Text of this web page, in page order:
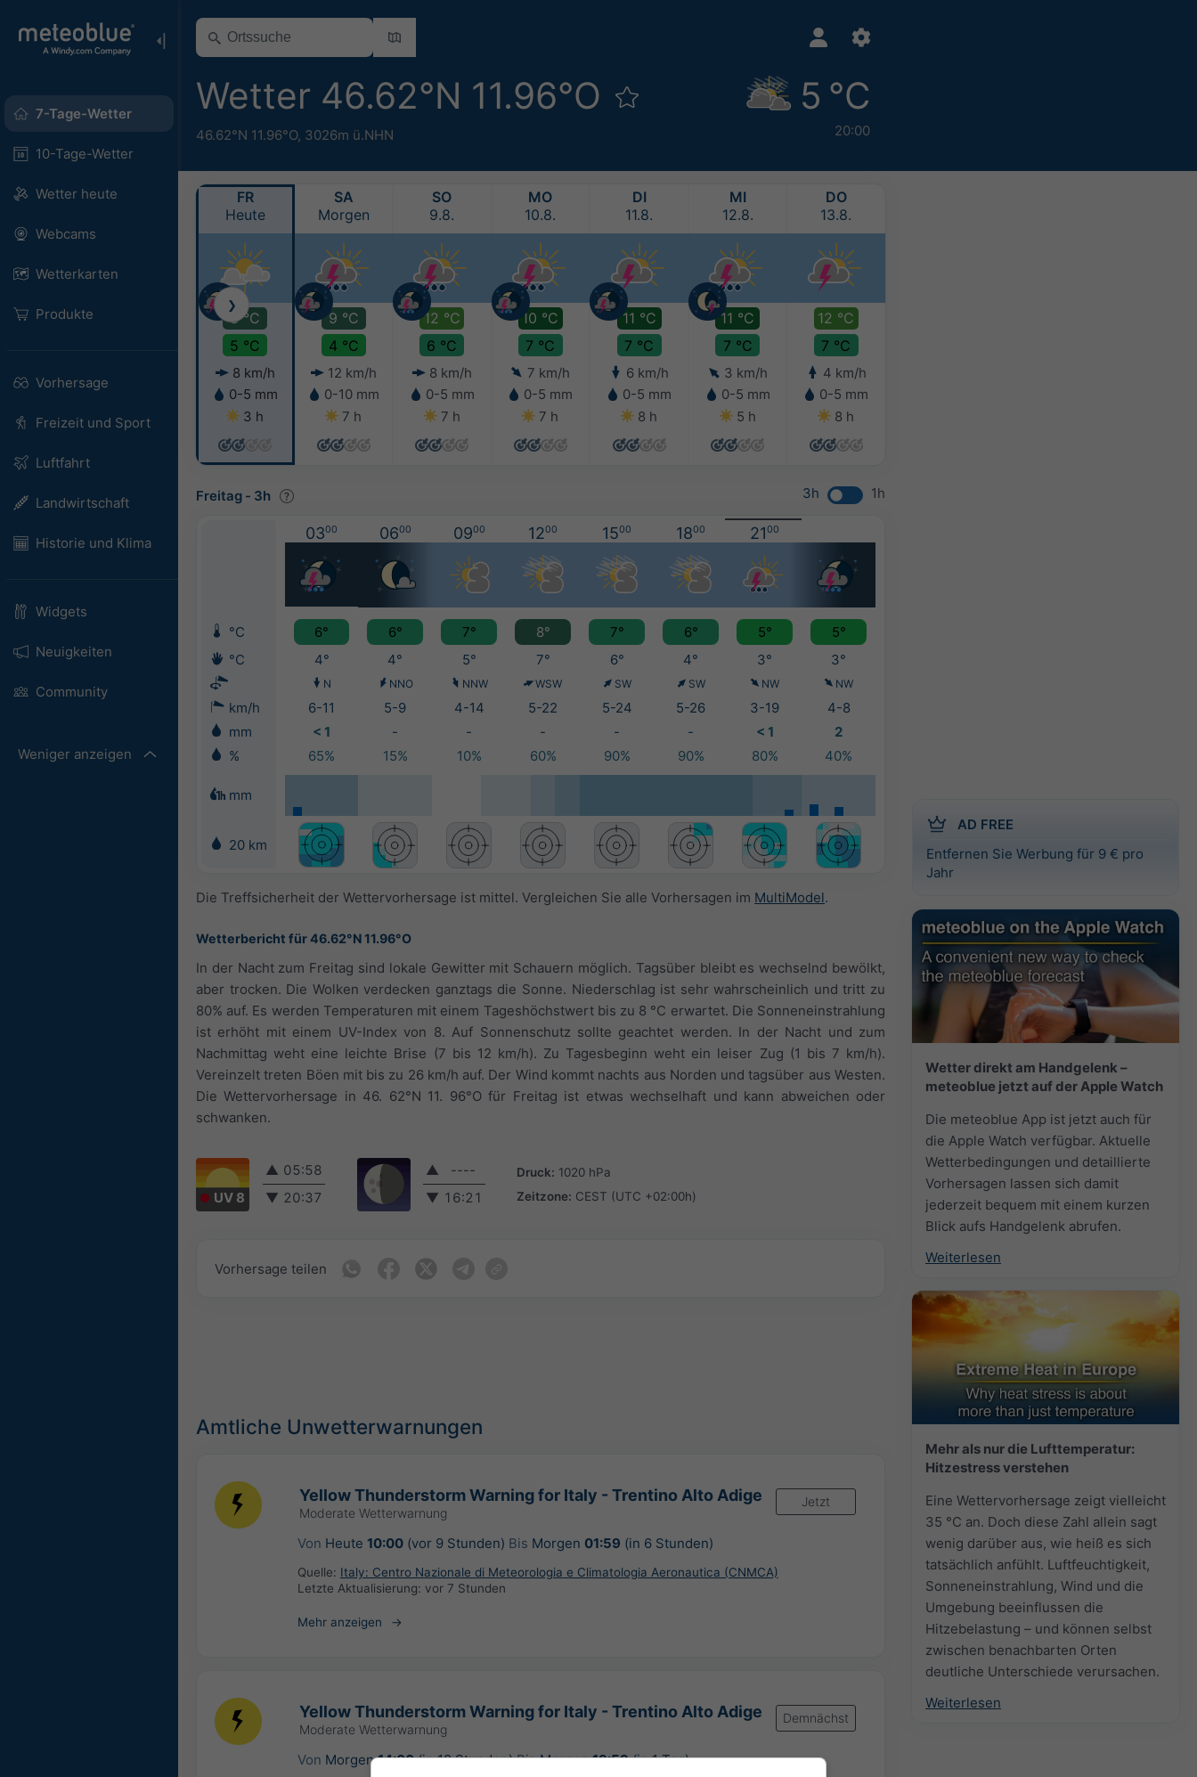
7-Tage-Wetter
10-Tage-Wetter
Wetter heute
Webcams
Wetterkarten
Produkte
Vorhersage
Freizeit und Sport
Luftfahrt
Landwirtschaft
Historie und Klima
Widgets
Neuigkeiten
Community
Weniger anzeigen
Wetter 46.62°N 11.96°O
46.62°N 11.96°O, 3026m ü.NHN
5 °C
20:00
AD FREE
Entfernen Sie Werbung für 9 € pro
Jahr
Wetter direkt am Handgelenk –
meteoblue jetzt auf der Apple Watch
Die meteoblue App ist jetzt auch für
die Apple Watch verfügbar. Aktuelle
Wetterbedingungen und detaillierte
Vorhersagen lassen sich damit
jederzeit bequem mit einem kurzen
Blick aufs Handgelenk abrufen.
Weiterlesen
Mehr als nur die Lufttemperatur:
Hitzestress verstehen
Eine Wettervorhersage zeigt vielleicht
35 °C an. Doch diese Zahl allein sagt
wenig darüber aus, wie heiß es sich
tatsächlich anfühlt. Luftfeuchtigkeit,
Sonneneinstrahlung, Wind und die
Umgebung beeinflussen die
Hitzebelastung – und können selbst
zwischen benachbarten Orten
deutliche Unterschiede verursachen.
Weiterlesen
FR
Heute
8 °C
5 °C
8 km/h
0-5 mm
3 h
SA
Morgen
9 °C
4 °C
12 km/h
0-10 mm
7 h
SO
9.8.
12 °C
6 °C
8 km/h
0-5 mm
7 h
MO
10.8.
10 °C
7 °C
7 km/h
0-5 mm
7 h
DI
11.8.
11 °C
7 °C
6 km/h
0-5 mm
8 h
MI
12.8.
11 °C
7 °C
3 km/h
0-5 mm
5 h
DO
13.8.
12 °C
7 °C
4 km/h
0-5 mm
8 h
❯
Freitag - 3h 3h 1h
0300 0600 0900 1200 1500 1800 2100
°C 6° 6° 7° 8° 7° 6° 5°
5°
°C
4° 4° 5° 7° 6° 4° 3° 3°
N NNO NNW WSW SW SW NW NW
km/h 6-11 5-9 4-14 5-22 5-24 5-26 3-19
4-8
mm
< 1 - - - - - < 1
2
%
65% 15% 10% 60% 90% 90% 80% 40%
mm
20 km
Die Treffsicherheit der Wettervorhersage ist mittel. Vergleichen Sie alle Vorhersagen im MultiModel.
Wetterbericht für 46.62°N 11.96°O
In der Nacht zum Freitag sind lokale Gewitter mit Schauern möglich. Tagsüber bleibt es wechselnd bewölkt,
aber trocken. Die Wolken verdecken ganztags die Sonne. Niederschlag ist sehr wahrscheinlich und tritt zu
80% auf. Es werden Temperaturen mit einem Tageshöchstwert bis zu 8 °C erwartet. Die Sonneneinstrahlung
ist erhöht mit einem UV-Index von 8. Auf Sonnenschutz sollte geachtet werden. In der Nacht und zum
Nachmittag weht eine leichte Brise (7 bis 12 km/h). Zu Tagesbeginn weht ein leiser Zug (1 bis 7 km/h).
Vereinzelt treten Böen mit bis zu 26 km/h auf. Der Wind kommt nachts aus Norden und tagsüber aus Westen.
Die Wettervorhersage in 46. 62°N 11. 96°O für Freitag ist etwas wechselhaft und kann abweichen oder
schwanken.
UV 8
▲ 05:58
▼ 20:37
▲
----
▼ 16:21
Druck: 1020 hPa
Zeitzone: CEST (UTC +02:00h)
Vorhersage teilen
Amtliche Unwetterwarnungen
Yellow Thunderstorm Warning for Italy - Trentino Alto Adige
Moderate Wetterwarnung
Jetzt
Von Heute 10:00(vor 9 Stunden) Bis Morgen 01:59 (in 6 Stunden)
Quelle: Italy: Centro Nazionale di Meteorologia e Climatologia Aeronautica (CNMCA)
Letzte Aktualisierung: vor 7 Stunden
Mehr anzeigen
Yellow Thunderstorm Warning for Italy - Trentino Alto Adige
Moderate Wetterwarnung
Demnächst
Von Morgen14:00(in 18 Stunden)BisMorgen19:59(in 1 Tag)